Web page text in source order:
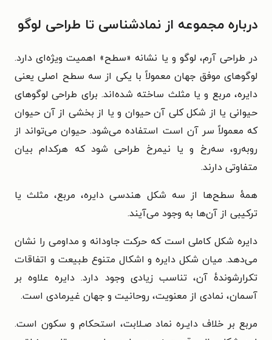
درباره مجموعه از نمادشناسی تا طراحی لوگو
در طراحی آرم، لوگو و یا نشانه «سطح» اهمیت ویژه‌ای دارد.
لوگوهای موفق جهان معمولاً با یکی از سه سطح اصلی یعنی
دایره، مربع و یا مثلث ساخته شده‌اند. برای طراحی لوگوهای
حیوانی یا از شکل کلی آن حیوان و یا از بخشی از آن حیوان
که معمولاً سر آن است استفاده می‌شود. حیوان می‌تواند از
روبه‌رو، سه‌رخ و یا نیمرخ طراحی شود که هرکدام بیان
متفاوتی دارند.
همهٔ سطح‌ها از سه شکل هندسی دایره، مربع، مثلث یا
ترکیبی از آن‌ها به وجود می‌آیند.
دایره شکل کاملی است که حرکت جاودانه و مداومی را نشان
می‌دهد. میان شکل دایره و اشکال متنوع طبیعت و اتفاقات
تکرارشوندهٔ آن، تناسب زیادی وجود دارد. دایره علاوه بر
آسمان، نمادی از معنویت، روحانیت و جهان غیرمادی است.
مربع بر خلاف دایـره نماد صـلابت، استحکام و سکون است.